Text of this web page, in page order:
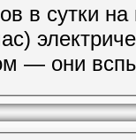
в сутки
— они